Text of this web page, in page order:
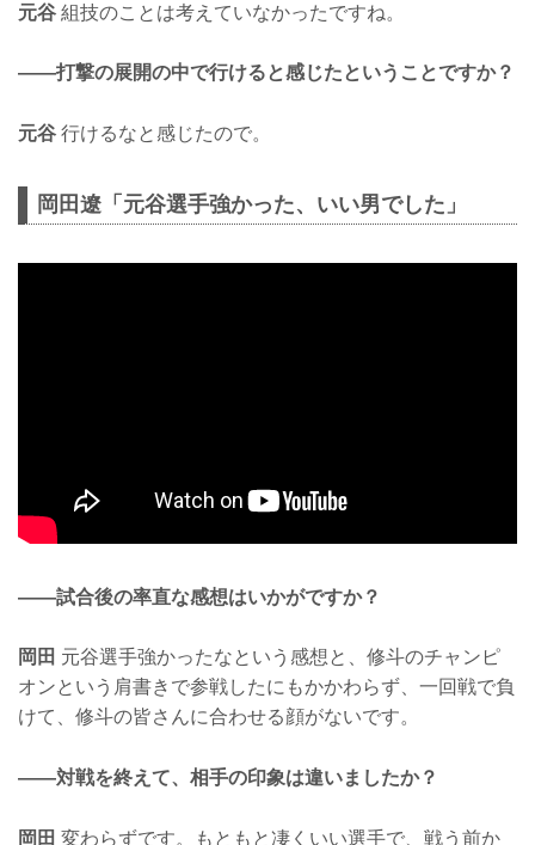
元谷 組技のことは考えていなかったですね。
——打撃の展開の中で行けると感じたということですか？
元谷 行けるなと感じたので。
岡田遼「元谷選手強かった、いい男でした」
——試合後の率直な感想はいかがですか？
岡田 元谷選手強かったなという感想と、修斗のチャンピ
オンという肩書きで参戦したにもかかわらず、一回戦で負
けて、修斗の皆さんに合わせる顔がないです。
——対戦を終えて、相手の印象は違いましたか？
岡田 変わらずです。もともと凄くいい選手で、戦う前か